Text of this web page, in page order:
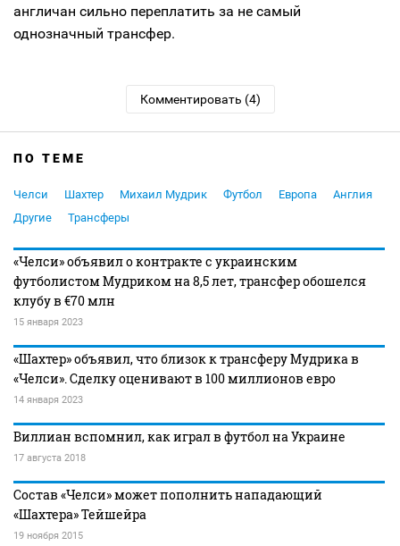
англичан сильно переплатить за не самый
однозначный трансфер.
Комментировать (4)
ПО ТЕМЕ
Челси Шахтер Михаил Мудрик Футбол Европа
Англия
Другие
Трансферы
«Челси» объявил о контракте с украинским
футболистом Мудриком на 8,5 лет, трансфер обошелся
клубу в €70 млн
15 января 2023
«Шахтер» объявил, что близок к трансферу Мудрика в
«Челси». Сделку оценивают в 100 миллионов евро
14 января 2023
Виллиан вспомнил, как играл в футбол на Украине
17 августа 2018
Состав «Челси» может пополнить нападающий
«Шахтера» Тейшейра
19 ноября 2015